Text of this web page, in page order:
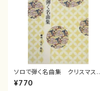
ソロで弾く名曲集 クリスマス・
イブ／恋人がサンタクロース(
箏独奏 /大平光美 編曲/楽
¥770